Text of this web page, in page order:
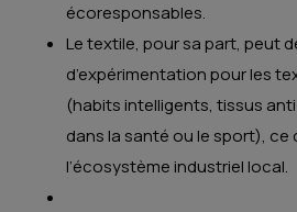
écoresponsables.
Le textile, pour sa part, peut
d’expérimentation pour les
(habits intelligents, tissus
dans la santé ou le sport), ce
l’écosystème industriel local.